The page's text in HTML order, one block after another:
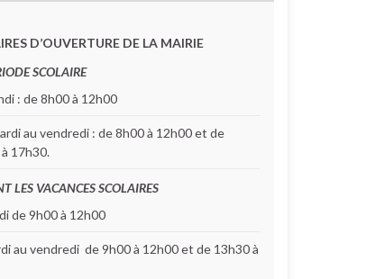
patriotique11 h 00 min
10 h 00 min
D’OUVERTURE DE LA MAIRIE
SCOLAIRE
: de 8h00 à 12h00
au vendredi : de 8h00 à 12h00 et de
17h30.
LES VACANCES SCOLAIRES
de 9h00 à 12h00
au vendredi de 9h00 à 12h00 et de 13h30 à